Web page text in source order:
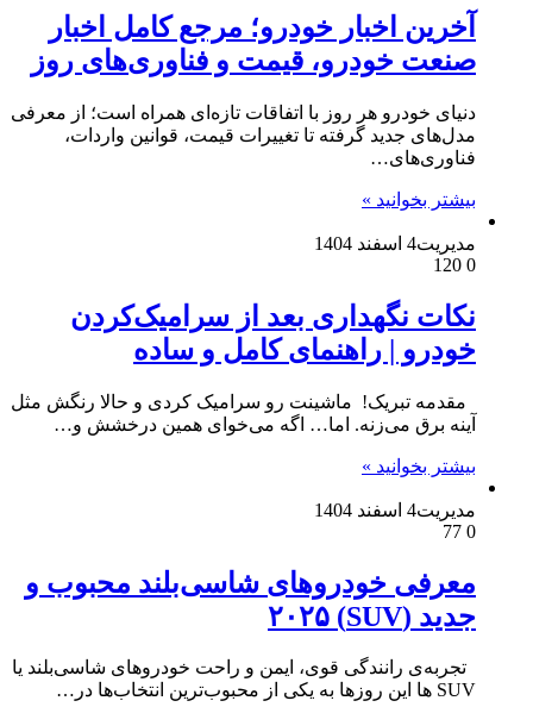
آخرین اخبار خودرو؛ مرجع کامل اخبار
صنعت خودرو، قیمت و فناوری‌های روز
دنیای خودرو هر روز با اتفاقات تازه‌ای همراه است؛ از معرفی
مدل‌های جدید گرفته تا تغییرات قیمت، قوانین واردات،
فناوری‌های…
بیشتر بخوانید »
مدیریت4 اسفند 1404
0
نکات نگهداری بعد از سرامیک‌کردن
خودرو | راهنمای کامل و ساده
مقدمه تبریک! ماشینت رو سرامیک کردی و حالا رنگش مثل
آینه برق می‌زنه. اما… اگه می‌خوای همین درخشش و…
بیشتر بخوانید »
مدیریت4 اسفند 1404
0
معرفی خودروهای شاسی‌بلند محبوب و
جدید (SUV) ۲۰۲۵
تجربه‌ی رانندگی قوی، ایمن و راحت خودروهای شاسی‌بلند یا
SUV ها این روزها به یکی از محبوب‌ترین انتخاب‌ها در…